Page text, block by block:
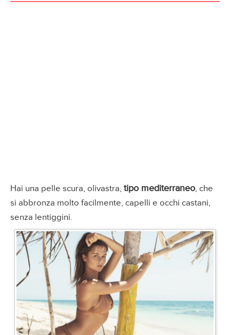
Hai una pelle scura, olivastra, tipo mediterraneo, che
si abbronza molto facilmente, capelli e occhi castani,
senza lentiggini.